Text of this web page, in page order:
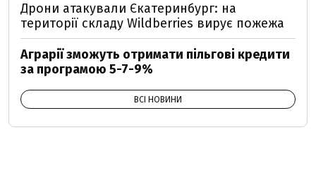
Дрони атакували Єкатеринбург: на
території складу Wildberries вирує пожежа
Аграрії зможуть отримати пільгові кредити
за програмою 5-7-9%
ВСІ НОВИНИ